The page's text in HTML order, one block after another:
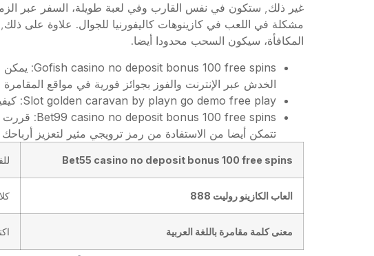
غير ذلك, ستكون في نفس القارب وفي لعبة طويلة، السفر عبر
المكافأة، سيكون السحب محدودا أيضا.
Gofish casino no deposit bonus 100 free spins: يمكن
الخدش عبر الإنترنت والفوز بجوائز فورية في مواقع
Slot golden caravan by playn go demo free play
:
Bet99 casino no deposit bonus 100 free spins: قررت
تتمكن أيضا من الاستفادة من رمز ترويجي مثير لتعزيز أرباحك
Bet55 casino no deposit bonus 100 free spins
العاب الكازينو روليت 888
معنى كلمة مقامرة باللغة العربية